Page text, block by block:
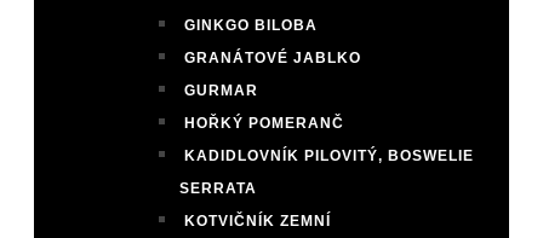
GINKGO BILOBA
GRANÁTOVÉ JABLKO
GURMAR
HOŘKÝ POMERANČ
KADIDLOVNÍK PILOVITÝ, BOSWELIE
SERRATA
KOTVIČNÍK ZEMNÍ